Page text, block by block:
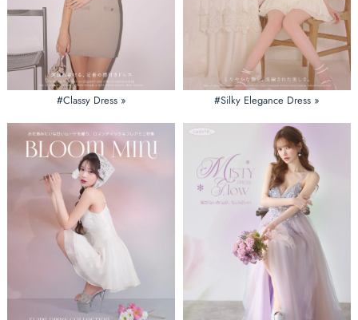
#Classy Dress » #Silky Elegance Dress »